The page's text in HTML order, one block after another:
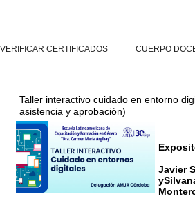
VERIFICAR CERTIFICADOS CUERPO
Taller interactivo cuidado en entorno
asistencia y aprobación)
Javier
y